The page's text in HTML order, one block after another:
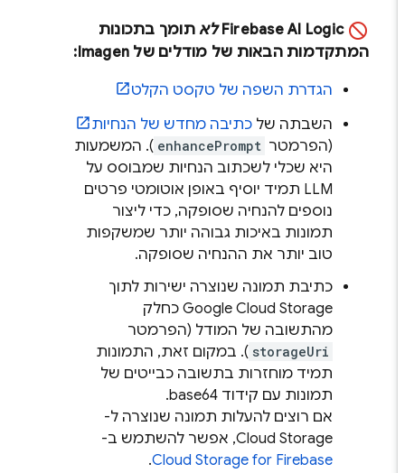
Firebase AI Logic לאתומך בתכונות
המתקדמות הבאות של מודלים שלImagen
:
הגדרת השפה של טקסט הקלט
השבתה שלכתיבה מחדש של הנחיות
(הפרמטר enhancePrompt ). המשמעות
היא שכלי לשכתוב הנחיות שמבוסס על
LLM תמיד יוסיף באופן אוטומטי פרטים
נוספים להנחיה שסופקה, כדי ליצור
תמונות באיכות גבוהה יותר שמשקפות
טוב יותר את ההנחיה שסופקה.
כתיבת תמונה שנוצרה ישירות לתוך
Google Cloud Storageכחלק
מהתשובה של המודל (הפרמטר
storageUri ). במקום זאת, התמונות
תמיד מוחזרות בתשובה כבייטים של
תמונות עם קידוד base64.
אם רוצים להעלות תמונה שנוצרה ל-
Cloud Storage, אפשר להשתמש ב-
Cloud Storage for Firebase
.